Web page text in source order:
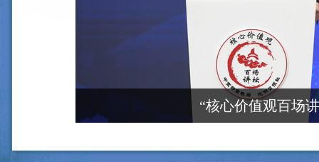
“核心价值观百场